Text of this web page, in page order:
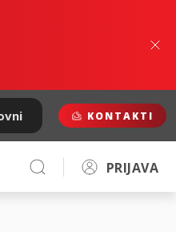
KONTAKTI
PRIJAVA